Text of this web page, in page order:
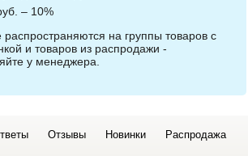
– 10%
распространяются на группы товаров с
и товаров из распродажи -
у менеджера.
Отзывы Новинки Распродажа